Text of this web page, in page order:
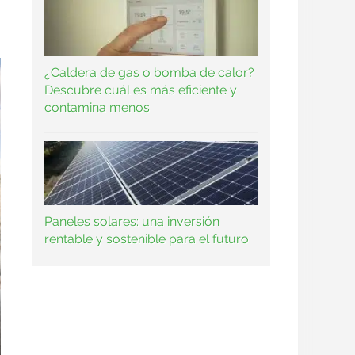
¿Caldera de gas o bomba de calor?
Descubre cuál es más eficiente y
contamina menos
Paneles solares: una inversión
rentable y sostenible para el futuro